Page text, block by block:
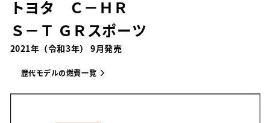
トヨタ Ｃ－ＨＲ
Ｓ－Ｔ ＧＲスポーツ
2021年（令和3年） 9月発売
歴代モデルの燃費一覧